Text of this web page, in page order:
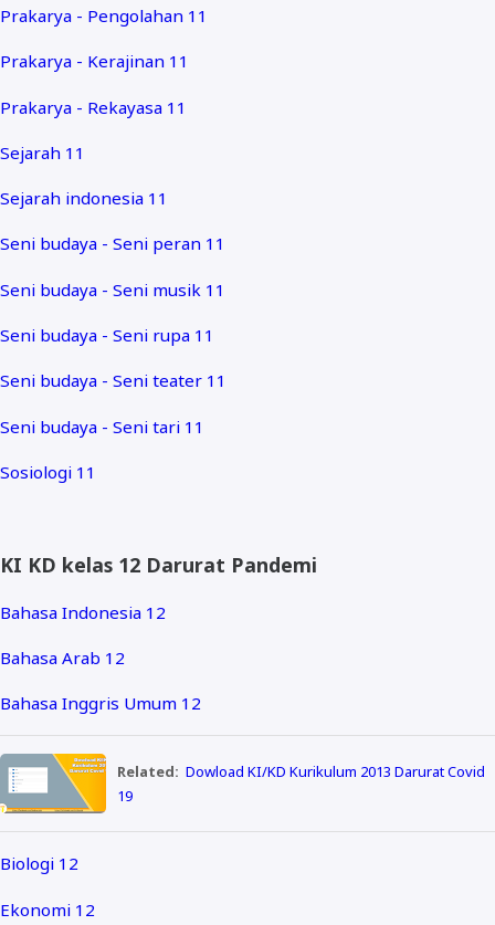
Prakarya - Pengolahan 11
Prakarya - Kerajinan 11
Prakarya - Rekayasa 11
Sejarah 11
Sejarah indonesia 11
Seni budaya - Seni peran 11
Seni budaya - Seni musik 11
Seni budaya - Seni rupa 11
Seni budaya - Seni teater 11
Seni budaya - Seni tari 11
Sosiologi 11
KI KD kelas 12 Darurat Pandemi
Bahasa Indonesia 12
Bahasa Arab 12
Bahasa Inggris Umum 12
Related: Dowload KI/KD Kurikulum 2013 Darurat Covid
19
Biologi 12
Ekonomi 12